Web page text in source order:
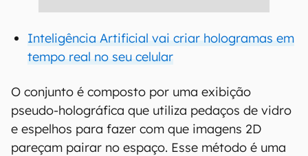
Inteligência Artificial vai criar hologramas em
tempo real no seu celular
O conjunto é composto por uma exibição
pseudo-holográfica que utiliza pedaços de vidro
e espelhos para fazer com que imagens 2D
pareçam pairar no espaço. Esse método é uma